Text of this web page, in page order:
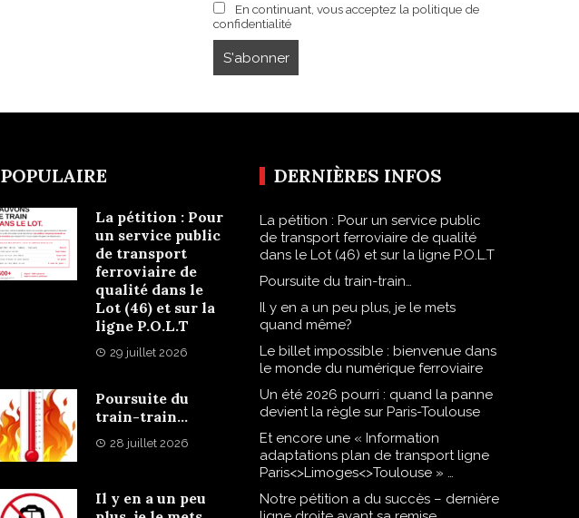
En continuant, vous acceptez la politique de
confidentialité
POPULAIRE
La pétition : Pour
un service public
de transport
ferroviaire de
qualité dans le
Lot (46) et sur la
ligne P.O.L.T
29 juillet 2026
Poursuite du
train-train…
28 juillet 2026
Il y en a un peu
DERNIÈRES INFOS
La pétition : Pour un service public
de transport ferroviaire de qualité
dans le Lot (46) et sur la ligne P.O.L.T
Poursuite du train-train…
Il y en a un peu plus, je le mets
quand même?
Le billet impossible : bienvenue dans
le monde du numérique ferroviaire
Un été 2026 pourri : quand la panne
devient la règle sur Paris-Toulouse
Et encore une « Information
adaptations plan de transport ligne
Paris<>Limoges<>Toulouse » …
Notre pétition a du succès – dernière